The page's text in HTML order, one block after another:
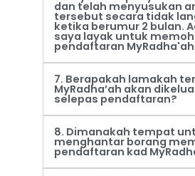
dan telah menyusukan
tersebut secara tidak
ketika berumur 2 bulan.
saya layak untuk
pendaftaran
7. Berapakah lamakah
MyRadha’ah akan
selepas pendaftaran?
8. Dimanakah tempat
menghantar borang
pendaftaran kad